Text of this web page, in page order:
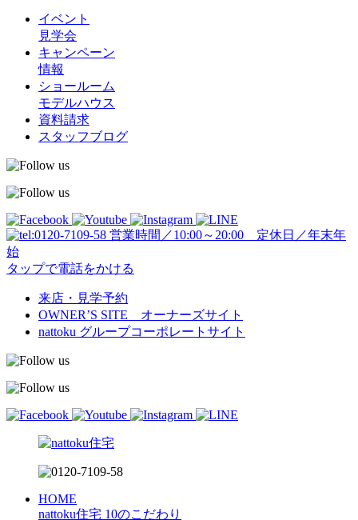
イベント
見学会
キャンペーン
情報
ショールーム
モデルハウス
資料請求
スタッフブログ
営業時間／10:00～20:00 定休日／年末年
始
タップで電話をかける
来店・見学予約
OWNER’S SITE オーナーズサイト
nattoku グループコーポレートサイト
HOME
nattoku住宅 10のこだわり